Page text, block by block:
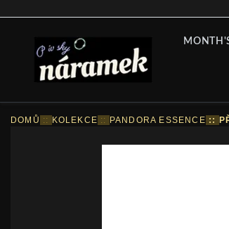
DOMŮ :: KOLEKCE :: PANDORA ESSENCE ::